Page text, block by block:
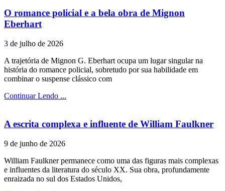
O romance policial e a bela obra de Mignon
Eberhart
3 de julho de 2026
A trajetória de Mignon G. Eberhart ocupa um lugar singular na
história do romance policial, sobretudo por sua habilidade em
combinar o suspense clássico com
Continuar Lendo ...
A escrita complexa e influente de William Faulkner
9 de junho de 2026
William Faulkner permanece como uma das figuras mais complexas
e influentes da literatura do século XX. Sua obra, profundamente
enraizada no sul dos Estados Unidos,